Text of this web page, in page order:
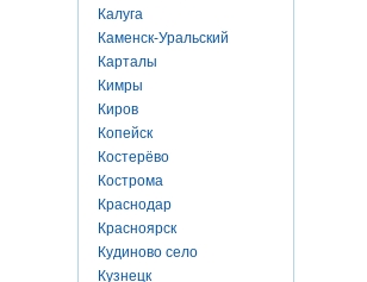
Калуга
Каменск-Уральский
Карталы
Кимры
Киров
Копейск
Костерёво
Кострома
Краснодар
Красноярск
Кудиново село
Кузнецк